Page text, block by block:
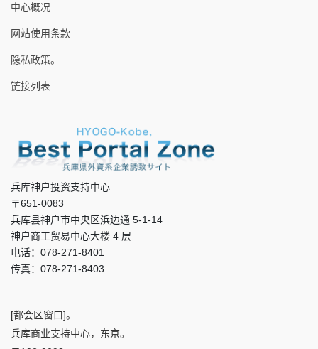
中心概况
网站使用条款
隐私政策。
链接列表
兵库神户投资支持中心
〒651-0083
兵库县神户市中央区浜边通 5-1-14
神户商工贸易中心大楼 4 层
电话：078-271-8401
传真：078-271-8403
[都会区窗口]。
兵库商业支持中心，东京。